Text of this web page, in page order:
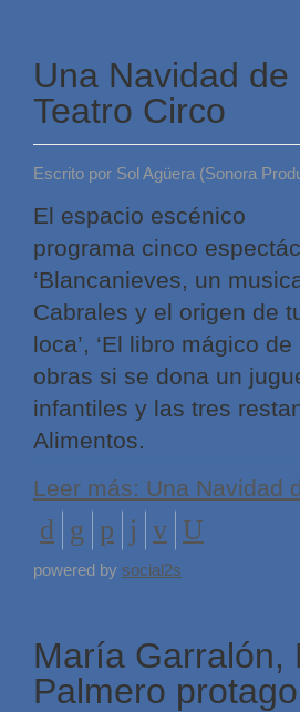
Una Navidad
Teatro Circo
Escrito por Sol Agüera (Sonora
El espacio escénico
programa cinco
‘Blancanieves, un
Cabrales y el origen de
loca’, ‘El libro mágico
obras si se dona un
infantiles y las tres
Alimentos.
Leer más: Una Navidad
powered by social2s
María Garralón,
Palmero